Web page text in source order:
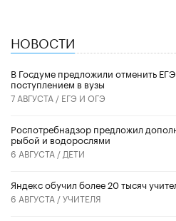
НОВОСТИ
В Госдуме предложили отменить
поступлением в вузы
7 АВГУСТА / ЕГЭ И ОГЭ
Роспотребнадзор предложил
рыбой и водорослями
6 АВГУСТА / ДЕТИ
​Яндекс обучил более 20 тысяч
6 АВГУСТА /УЧИТЕЛЯ